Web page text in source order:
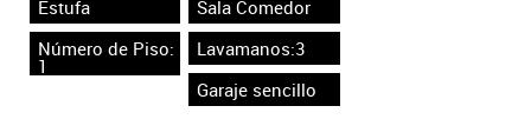
Estufa
Sala Comedor
Número de Piso:
1
Lavamanos:3
Garaje sencillo